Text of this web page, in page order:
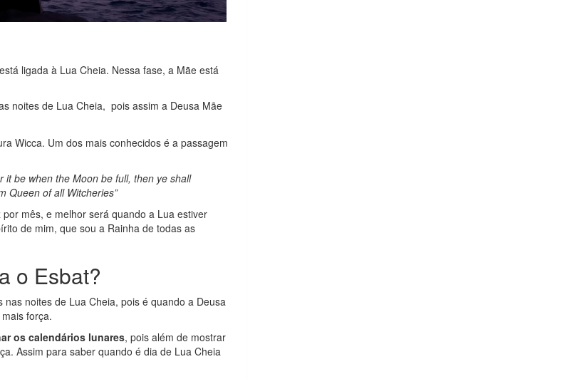
ligada à Lua Cheia. Nessa fase, a Mãe está
noites de Lua Cheia, pois assim a Deusa Mãe
Wicca. Um dos mais conhecidos é a passagem
it be when the Moon be full, then ye shall
Queen of all Witcheries”
mês, e melhor será quando a Lua estiver
de mim, que sou a Rainha de todas as
o Esbat?
noites de Lua Cheia, pois é quando a Deusa
força.
os calendários lunares, pois além de mostrar
Assim para saber quando é dia de Lua Cheia